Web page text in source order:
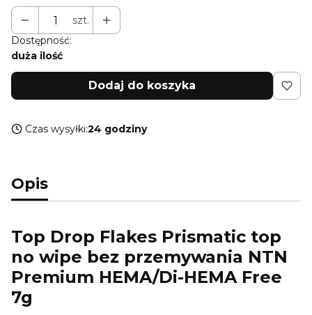
szt.
Dostępność:
duża ilość
Dodaj do koszyka
Czas wysyłki:24 godziny
Opis
Top Drop Flakes Prismatic top
no wipe bez przemywania NTN
Premium HEMA/Di-HEMA Free
7g